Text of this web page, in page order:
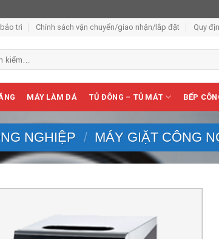
trì Chính sách vận chuyển/giao nhận/lắp đặt Quy
MÁY LÀM ĐÁ TỦ ĐÔNG – TỦ MÁT BẾP
NGHIỆP / MÁY GIẶT CÔNG